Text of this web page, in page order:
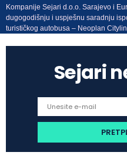
Kompanije Sejari d.o.o. Sarajevo i
dugogodišnju i uspješnu saradnju
turističkog autobusa – Neoplan
Sejari